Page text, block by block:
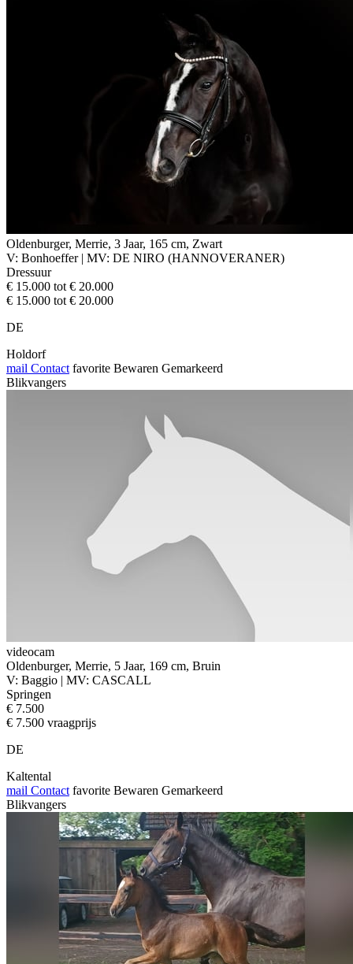
Oldenburger, Merrie, 3 Jaar, 165 cm, Zwart
V: Bonhoeffer | MV: DE NIRO (HANNOVERANER)
Dressuur
€ 15.000 tot € 20.000
€ 15.000 tot € 20.000
DE
Holdorf
mail Contact favorite Bewaren Gemarkeerd
Blikvangers
videocam
Oldenburger, Merrie, 5 Jaar, 169 cm, Bruin
V: Baggio | MV: CASCALL
Springen
€ 7.500
€ 7.500 vraagprijs
DE
Kaltental
mail Contact favorite Bewaren Gemarkeerd
Blikvangers